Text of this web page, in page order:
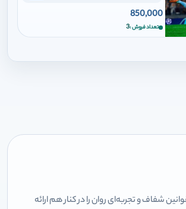
شوید
850,000
تعداد فروش 3
شفاف و تجربه‌ای روان را در کنار هم ارائه